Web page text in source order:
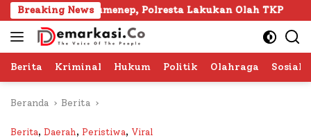
Langsung
ke
konten
Breaking News
Sumenep, Polresta Lakukan Olah TKP 103 Kafilah
Berita Kriminal Hukum Politik Olahraga Sosial
Beranda Berita
Berita, Daerah, Peristiwa, Viral